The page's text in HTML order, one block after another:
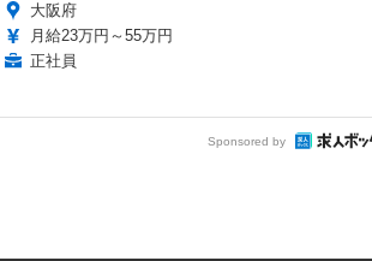
大阪府
月給23万円～55万円
正社員
Sponsored by